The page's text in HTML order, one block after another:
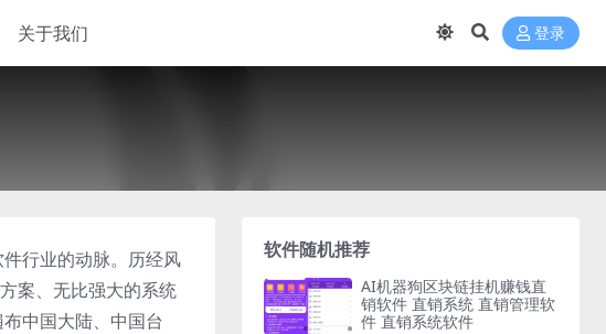
关于我们 登录
行业的动脉。历经风
案、无比强大的系统
中国大陆、中国台
软件随机推荐
AI机器狗区块链挂机赚钱直
销软件 直销系统 直销管理软
件 直销系统软件